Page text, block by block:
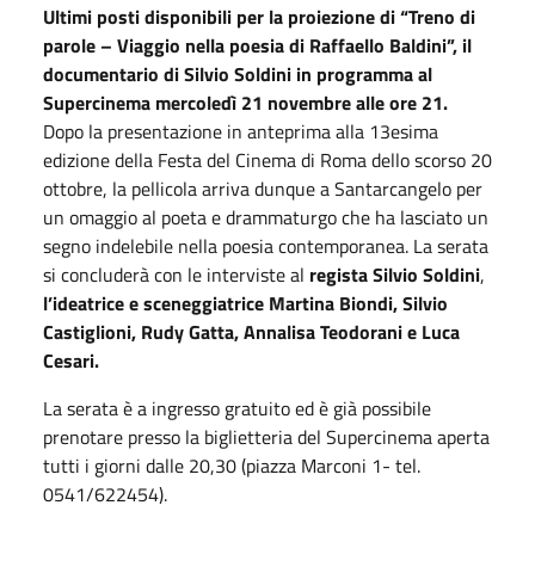
Ultimi posti disponibili per la proiezione di “Treno di
parole – Viaggio nella poesia di Raffaello Baldini”, il
documentario di Silvio Soldini in programma al
Supercinema mercoledì 21 novembre alle ore 21.
Dopo la presentazione in anteprima alla 13esima
edizione della Festa del Cinema di Roma dello scorso 20
ottobre, la pellicola arriva dunque a Santarcangelo per
un omaggio al poeta e drammaturgo che ha lasciato un
segno indelebile nella poesia contemporanea. La serata
si concluderà con le interviste al regista Silvio Soldini,
l’ideatrice e sceneggiatrice Martina Biondi, Silvio
Castiglioni, Rudy Gatta, Annalisa Teodorani e Luca
Cesari.
La serata è a ingresso gratuito ed è già possibile
prenotare presso la biglietteria del Supercinema aperta
tutti i giorni dalle 20,30 (piazza Marconi 1- tel.
0541/622454).